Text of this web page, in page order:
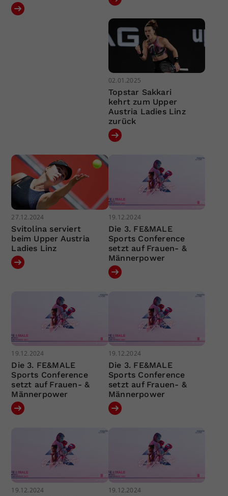
02.01.2025
Topstar Sakkari
kehrt zum Upper
Austria Ladies Linz
zurück
27.12.2024
Svitolina serviert
beim Upper Austria
Ladies Linz
19.12.2024
Die 3. FE&MALE
Sports Conference
setzt auf Frauen- &
Männerpower
19.12.2024
Die 3. FE&MALE
Sports Conference
setzt auf Frauen- &
Männerpower
19.12.2024
Die 3. FE&MALE
Sports Conference
setzt auf Frauen- &
Männerpower
19.12.2024 19.12.2024